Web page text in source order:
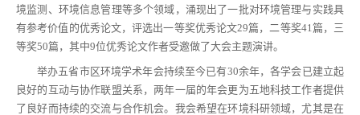
境监测、环境信息管理等多个领域，涌现出了一批对环境管理与实践具
有参考价值的优秀论文，评选出一等奖优秀论文29篇，二等奖41篇，三
等奖50篇，其中9位优秀论文作者受邀做了大会主题演讲。
举办五省市区环境学术年会持续至今已有30余年，各学会已建立起
良好的互动与协作联盟关系，两年一届的年会更为五地科技工作者提供
了良好而持续的交流与合作机会。我会希望在环境科研领域，尤其是在